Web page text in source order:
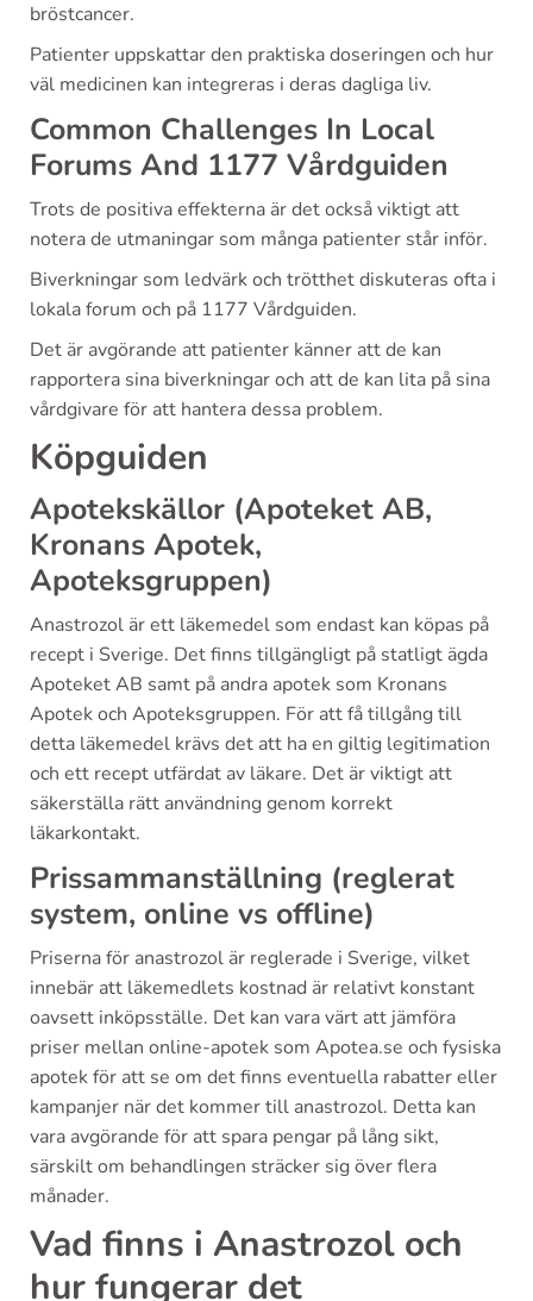
bröstcancer.
Patienter uppskattar den praktiska doseringen och hur
väl medicinen kan integreras i deras dagliga liv.
Common Challenges In Local
Forums And 1177 Vårdguiden
Trots de positiva effekterna är det också viktigt att
notera de utmaningar som många patienter står inför.
Biverkningar som ledvärk och trötthet diskuteras ofta i
lokala forum och på 1177 Vårdguiden.
Det är avgörande att patienter känner att de kan
rapportera sina biverkningar och att de kan lita på sina
vårdgivare för att hantera dessa problem.
Köpguiden
Apotekskällor (Apoteket AB,
Kronans Apotek,
Apoteksgruppen)
Anastrozol är ett läkemedel som endast kan köpas på
recept i Sverige. Det finns tillgängligt på statligt ägda
Apoteket AB samt på andra apotek som Kronans
Apotek och Apoteksgruppen. För att få tillgång till
detta läkemedel krävs det att ha en giltig legitimation
och ett recept utfärdat av läkare. Det är viktigt att
säkerställa rätt användning genom korrekt
läkarkontakt.
Prissammanställning (reglerat
system, online vs offline)
Priserna för anastrozol är reglerade i Sverige, vilket
innebär att läkemedlets kostnad är relativt konstant
oavsett inköpsställe. Det kan vara värt att jämföra
priser mellan online-apotek som Apotea.se och fysiska
apotek för att se om det finns eventuella rabatter eller
kampanjer när det kommer till anastrozol. Detta kan
vara avgörande för att spara pengar på lång sikt,
särskilt om behandlingen sträcker sig över flera
månader.
Vad finns i Anastrozol och
hur fungerar det